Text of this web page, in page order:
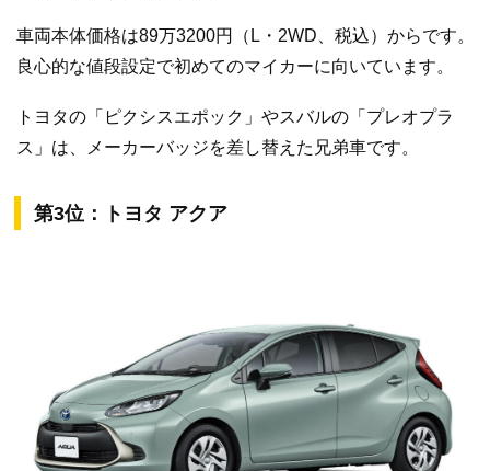
車両本体価格は89万3200円（L・2WD、税込）からです。
良心的な値段設定で初めてのマイカーに向いています。
トヨタの「ピクシスエポック」やスバルの「プレオプラ
ス」は、メーカーバッジを差し替えた兄弟車です。
第3位：トヨタ アクア